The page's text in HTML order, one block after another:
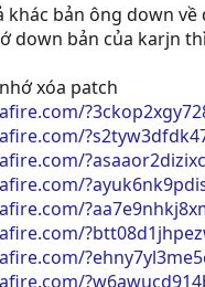
khác bản ông down về
down bản của karjn
xóa patch